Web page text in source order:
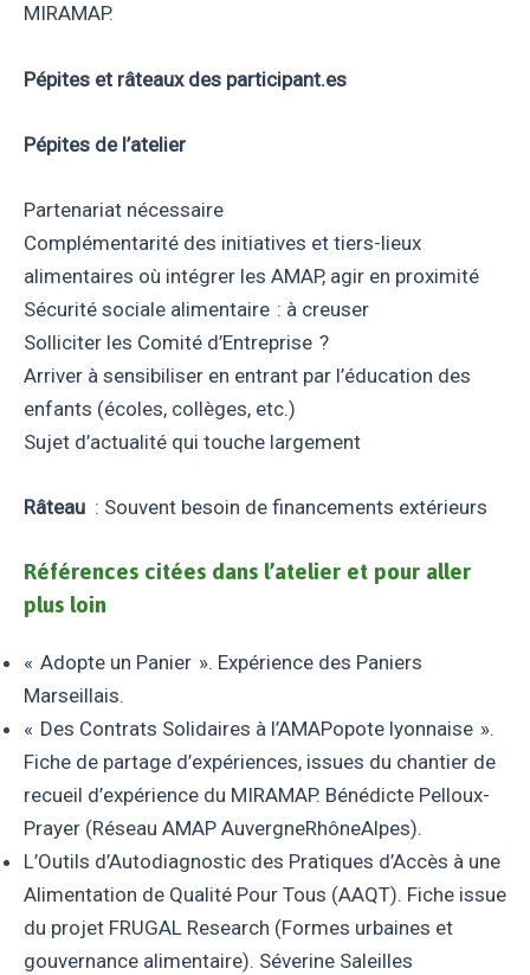
MIRAMAP.
Pépites et râteaux des participant.es
Pépites de l’atelier
Partenariat nécessaire
Complémentarité des initiatives et tiers-lieux
alimentaires où intégrer les AMAP, agir en proximité
Sécurité sociale alimentaire : à creuser
Solliciter les Comité d’Entreprise ?
Arriver à sensibiliser en entrant par l’éducation des
enfants (écoles, collèges, etc.)
Sujet d’actualité qui touche largement
Râteau : Souvent besoin de financements extérieurs
Références citées dans l’atelier et pour aller
plus loin
« Adopte un Panier ». Expérience des Paniers
Marseillais.
« Des Contrats Solidaires à l’AMAPopote lyonnaise ».
Fiche de partage d’expériences, issues du chantier de
recueil d’expérience du MIRAMAP. Bénédicte Pelloux-
Prayer (Réseau AMAP AuvergneRhôneAlpes).
L’Outils d’Autodiagnostic des Pratiques d’Accès à une
Alimentation de Qualité Pour Tous (AAQT). Fiche issue
du projet FRUGAL Research (Formes urbaines et
gouvernance alimentaire). Séverine Saleilles